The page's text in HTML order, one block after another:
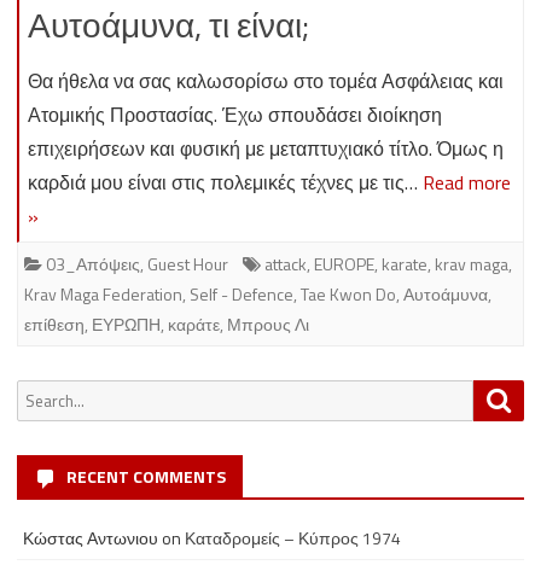
Αυτοάμυνα, τι είναι;
Θα ήθελα να σας καλωσορίσω στο τομέα Ασφάλειας και
Ατομικής Προστασίας. Έχω σπουδάσει διοίκηση
επιχειρήσεων και φυσική με μεταπτυχιακό τίτλο. Όμως η
καρδιά μου είναι στις πολεμικές τέχνες με τις… Read more
»
03_Απόψεις, Guest Hour attack, EUROPE, karate, krav maga,
Krav Maga Federation, Self - Defence,Tae Kwon Do,Αυτοάμυνα,
επίθεση, ΕΥΡΩΠΗ, καράτε, Μπρους Λι
Search
for:
RECENT COMMENTS
Κώστας Αντωνιου on Καταδρομείς – Κύπρος 1974